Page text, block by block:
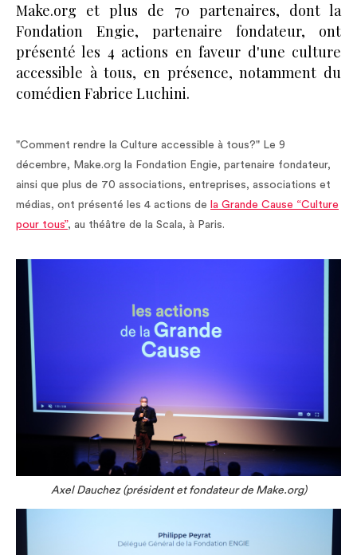
Make.org et plus de 70 partenaires, dont la
Fondation Engie, partenaire fondateur, ont
présenté les 4 actions en faveur d'une culture
accessible à tous, en présence, notamment du
comédien Fabrice Luchini.
"Comment rendre la Culture accessible à tous?" Le 9
décembre, Make.org la Fondation Engie, partenaire fondateur,
ainsi que plus de 70 associations, entreprises, associations et
médias, ont présenté les 4 actions de la Grande Cause “Culture
pour tous”, au théâtre de la Scala, à Paris.
Axel Dauchez (président et fondateur de Make.org)